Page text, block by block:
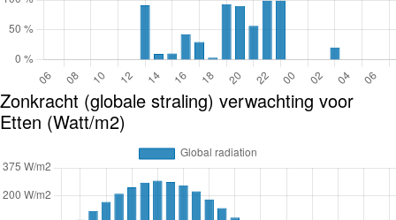
Zonkracht (globale straling) verwachting voor
Etten (Watt/m2)